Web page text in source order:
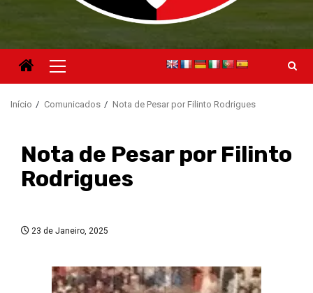
Menu
principal
Início Comunicados Nota de Pesar por Filinto Rodrigues
Nota de Pesar por Filinto
Rodrigues
23 de Janeiro, 2025